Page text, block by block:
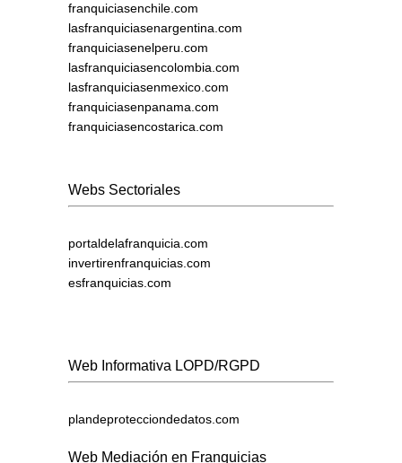
franquiciasenchile.com
lasfranquiciasenargentina.com
franquiciasenelperu.com
lasfranquiciasencolombia.com
lasfranquiciasenmexico.com
franquiciasenpanama.com
franquiciasencostarica.com
Webs Sectoriales
portaldelafranquicia.com
invertirenfranquicias.com
esfranquicias.com
Web Informativa LOPD/RGPD
plandeprotecciondedatos.com
Web Mediación en Franquicias